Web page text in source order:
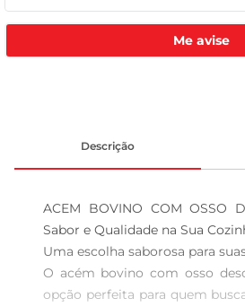
Me avise
Descrição
ACEM BOVINO COM OSSO
Sabor e Qualidade na Sua
Uma escolha saborosa para
O acém bovino com osso
opção perfeita para quem